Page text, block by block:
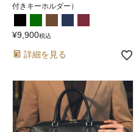
付きキーホルダー）
¥9,900税込
詳細を見る